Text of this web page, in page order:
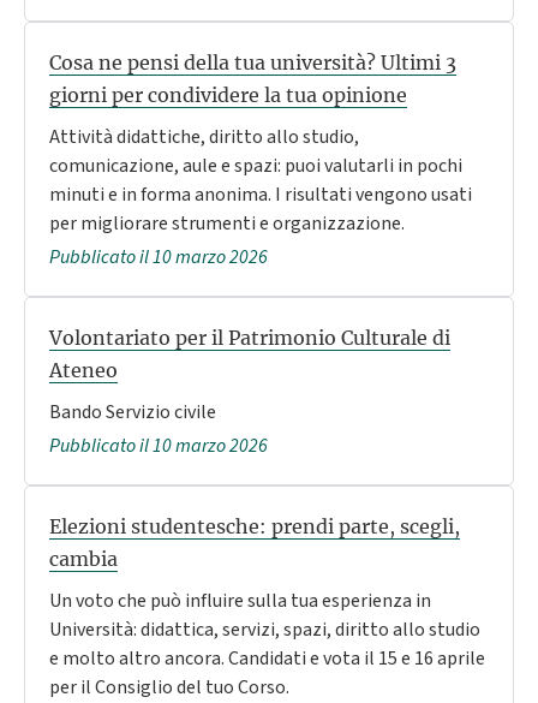
Cosa ne pensi della tua università? Ultimi 3
giorni per condividere la tua opinione
Attività didattiche, diritto allo studio,
comunicazione, aule e spazi: puoi valutarli in pochi
minuti e in forma anonima. I risultati vengono usati
per migliorare strumenti e organizzazione.
Pubblicato il 10 marzo 2026
Volontariato per il Patrimonio Culturale di
Ateneo
Bando Servizio civile
Pubblicato il 10 marzo 2026
Elezioni studentesche: prendi parte, scegli,
cambia
Un voto che può influire sulla tua esperienza in
Università: didattica, servizi, spazi, diritto allo studio
e molto altro ancora. Candidati e vota il 15 e 16 aprile
per il Consiglio del tuo Corso.